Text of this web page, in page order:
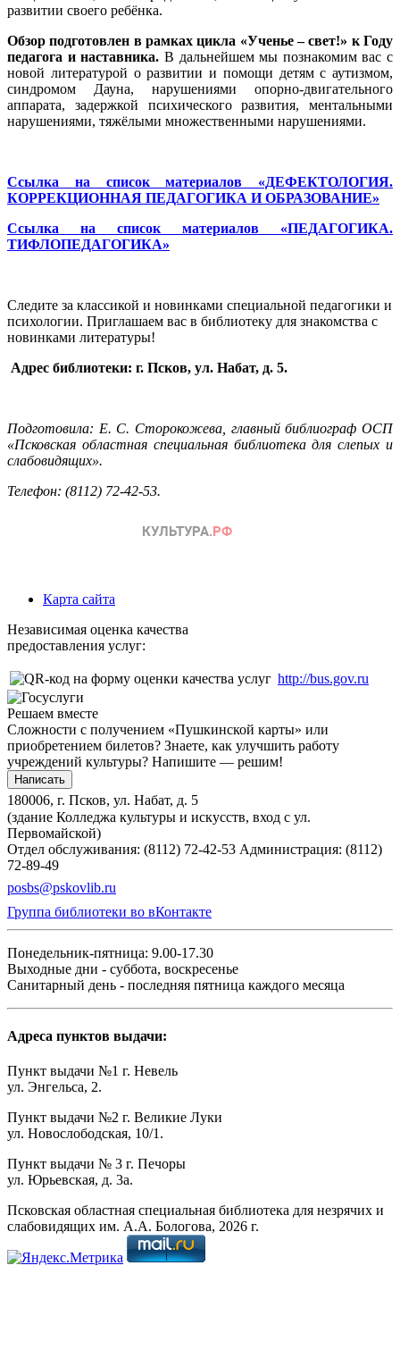
развитии своего ребёнка.
Обзор подготовлен в рамках цикла «Ученье – свет!» к Году
педагога и наставника. В дальнейшем мы познакомим вас с
новой литературой о развитии и помощи детям с аутизмом,
синдромом Дауна, нарушениями опорно-двигательного
аппарата, задержкой психического развития, ментальными
нарушениями, тяжёлыми множественными нарушениями.
Ссылка на список материалов «ДЕФЕКТОЛОГИЯ.
КОРРЕКЦИОННАЯ ПЕДАГОГИКА И ОБРАЗОВАНИЕ»
Ссылка на список материалов «ПЕДАГОГИКА.
ТИФЛОПЕДАГОГИКА»
Следите за классикой и новинками специальной педагогики и
психологии. Приглашаем вас в библиотеку для знакомства с
новинками литературы!
Адрес библиотеки: г. Псков, ул. Набат, д. 5.
Подготовила: Е. С. Сторокожева, главный библиограф ОСП
«Псковская областная специальная библиотека для слепых и
слабовидящих».
Телефон: (8112) 72-42-53.
Карта сайта
Независимая оценка качества
предоставления услуг:
http://bus.gov.ru
Решаем вместе
Сложности с получением «Пушкинской карты» или
приобретением билетов? Знаете, как улучшить работу
учреждений культуры? Напишите — решим!
Написать
180006, г. Псков, ул. Набат, д. 5
(здание Колледжа культуры и искусств, вход с ул.
Первомайской)
Отдел обслуживания: (8112) 72-42-53 Администрация: (8112)
72-89-49
posbs@pskovlib.ru
Группа библиотеки во вКонтакте
Понедельник-пятница: 9.00-17.30
Выходные дни - суббота, воскресенье
Санитарный день - последняя пятница каждого месяца
Адреса пунктов выдачи:
Пункт выдачи №1 г. Невель
ул. Энгельса, 2.
Пункт выдачи №2 г. Великие Луки
ул. Новослободская, 10/1.
Пункт выдачи № 3 г. Печоры
ул. Юрьевская, д. 3а.
Псковская областная специальная библиотека для незрячих и
слабовидящих им. А.А. Бологова, 2026 г.